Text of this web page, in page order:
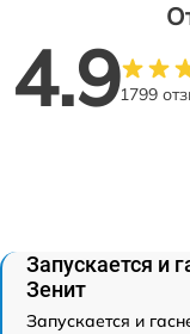
4.91799
Запускается и
Зенит
Запускается и